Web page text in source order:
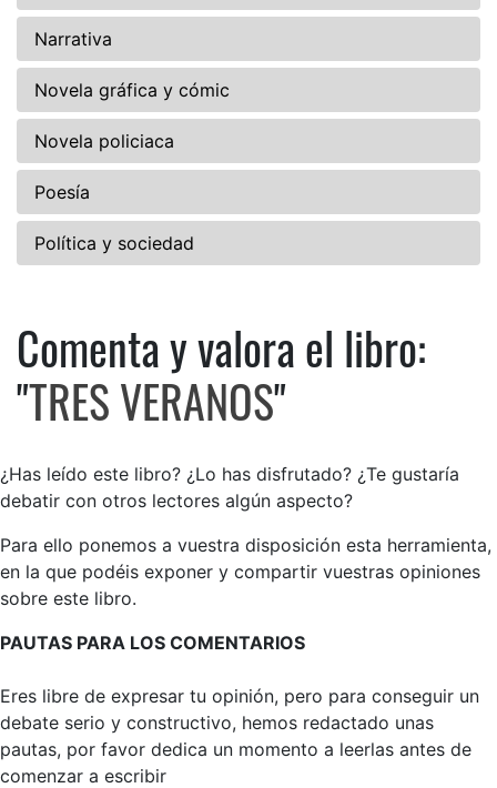
Narrativa
Novela gráfica y cómic
Novela policiaca
Poesía
Política y sociedad
Comenta y valora el libro:
Comenta y valora el libro:
"TRES VERANOS"
¿Has leído este libro? ¿Lo has disfrutado? ¿Te gustaría
debatir con otros lectores algún aspecto?
Para ello ponemos a vuestra disposición esta herramienta,
en la que podéis exponer y compartir vuestras opiniones
sobre este libro.
PAUTAS PARA LOS COMENTARIOS
Eres libre de expresar tu opinión, pero para conseguir un
debate serio y constructivo, hemos redactado unas
pautas, por favor dedica un momento a leerlas antes de
comenzar a escribir